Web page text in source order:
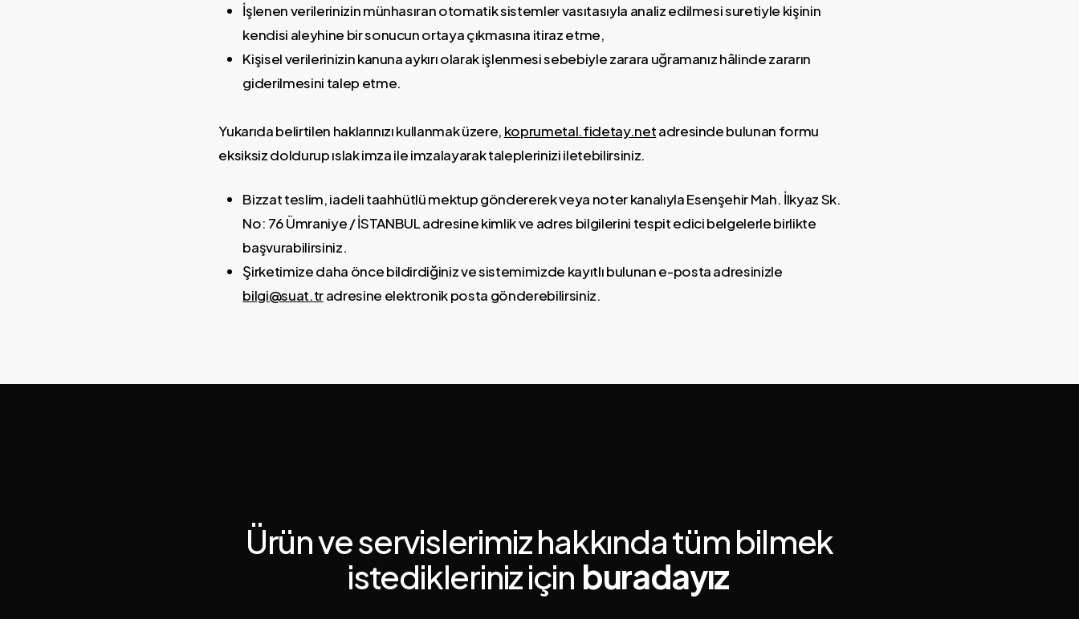
İşlenen verilerinizin münhasıran otomatik sistemler vasıtasıyla analiz edilmesi suretiyle kişinin
kendisi aleyhine bir sonucun ortaya çıkmasına itiraz etme,
Kişisel verilerinizin kanuna aykırı olarak işlenmesi sebebiyle zarara uğramanız hâlinde zararın
giderilmesini talep etme.
Yukarıda belirtilen haklarınızı kullanmak üzere, koprumetal.fidetay.netadresinde bulunan formu
eksiksiz doldurup ıslak imza ile imzalayarak taleplerinizi iletebilirsiniz.
Bizzat teslim, iadeli taahhütlü mektup göndererek veya noter kanalıyla Esenşehir Mah. İlkyaz Sk.
No: 76 Ümraniye / İSTANBUL adresine kimlik ve adres bilgilerini tespit edici belgelerle birlikte
başvurabilirsiniz.
Şirketimize daha önce bildirdiğiniz ve sistemimizde kayıtlı bulunan e-posta adresinizle
bilgi@suat.tradresine elektronik posta gönderebilirsiniz.
Ürün ve servislerimiz hakkında tüm bilmek
istedikleriniz için buradayız